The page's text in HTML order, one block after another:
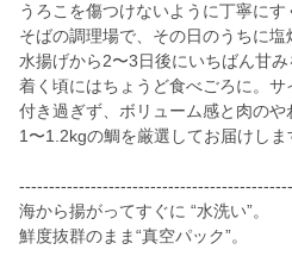
うろこを傷つけないように丁寧に
そばの調理場で、その日のうちに
水揚げから2〜3日後にいちばん甘
着く頃にはちょうど食べごろに。
付き過ぎず、ボリューム感と肉の
1〜1.2kgの鯛を厳選してお届けしま
海から揚がってすぐに “水洗い”。
鮮度抜群のまま“真空パック”。